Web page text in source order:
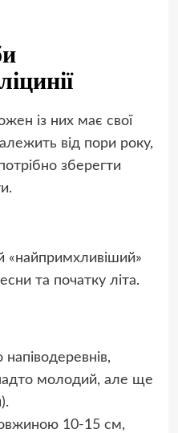
із них має свої
від пори року,
зберегти
«найпримхливіший»
та початку літа.
молодий, але ще
10-15 см,